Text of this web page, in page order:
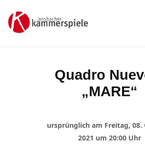
Quadro
„MARE“
Aktuelles
Kartenkauf
Mitgliedschaft
Gastronomie
ursprünglich am Freitag, 08.
2021 um 20:00 Uhr